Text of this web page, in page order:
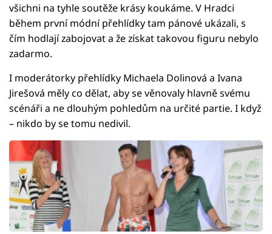
všichni na tyhle soutěže krásy koukáme. V Hradci
během první módní přehlídky tam pánové ukázali, s
čím hodlají zabojovat a že získat takovou figuru nebylo
zadarmo.
I moderátorky přehlídky Michaela Dolinová a Ivana
Jirešová měly co dělat, aby se věnovaly hlavně svému
scénáři a ne dlouhým pohledům na určité partie. I když
– nikdo by se tomu nedivil.